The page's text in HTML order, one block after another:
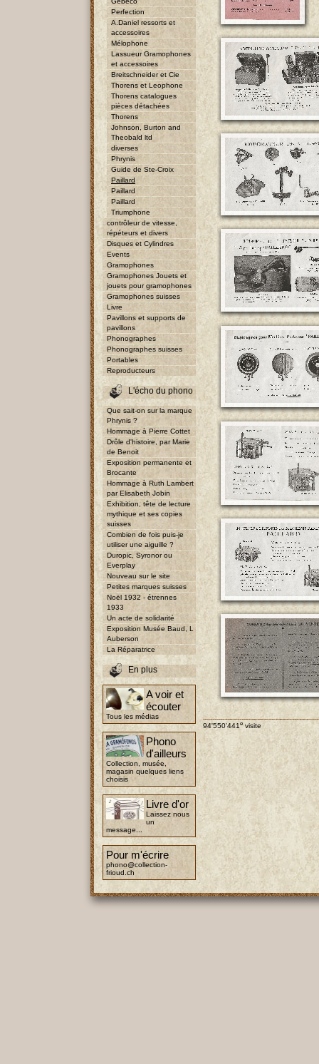
Perfection
A.Daniel ressorts et
accessoires
Mélophone
Lassueur Gramophones
et accessoires
Breitschneider et Cie
Thorens et Leophone
Thorens catalogues
pièces détachées
Thorens
Johnson, Burton and
Theobald ltd
diverses
Phrynis
Guide de Ste-Croix
Paillard
Paillard
Paillard
Triumphone
contrôleur de vitesse,
répéteurs et divers
Disques et Cylindres
Events
Gramophones
Gramophones Jouets et
jouets pour gramophones
Gramophones suisses
Livre
Pavillons et supports de
pavillons
Phonographes
Phonographes suisses
Portables
Reproducteurs
L'écho du phono
Que sait-on sur la marque
Phrynis ?
Hommage à Pierre Cottet
Drôle d'histoire, par Marie
de Benoit
Exposition permanente et
Brocante
Hommage à Ruth Lambert
par Elisabeth Jobin
Exhibition, tête de lecture
mythique et ses copies
suisses
Combien de fois puis-je
utiliser une aiguille ?
Duropic, Syronor ou
Everplay
Nouveau sur le site
Petites marques suisses
Noël 1932 - étrennes
1933
Un acte de solidarité
Exposition Musée Baud, L
Auberson
La Réparatrice
En plus
A voir et
écouter
Tous les médias
Phono
d'ailleurs
Collection, musée,
magasin quelques liens
choisis
Livre d'or
Laissez nous
un
message...
Pour m'écrire
phono@collection-
frioud.ch
94'550'441evisite